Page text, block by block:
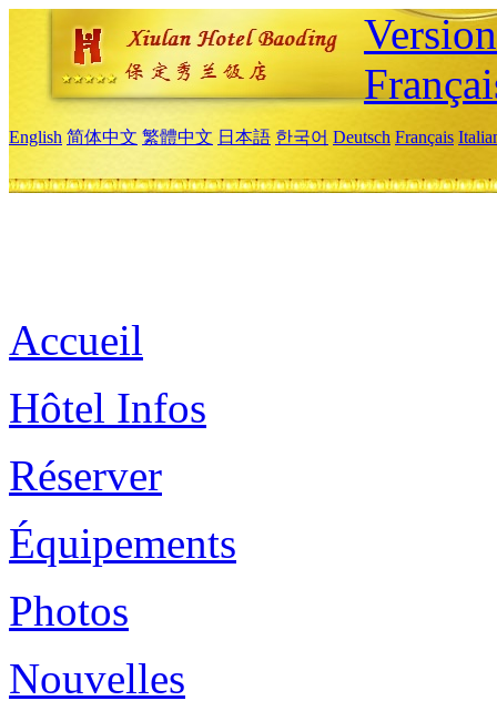
English 简体中文 繁體中文 日本語 한국어 Deutsch Français
Accueil
Hôtel Infos
Réserver
Équipements
Photos
Nouvelles